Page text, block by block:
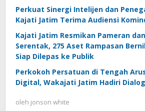
Perkuat Sinergi Intelijen dan
Kajati Jatim Terima Audiensi
Kajati Jatim Resmikan Pameran
Serentak, 275 Aset Rampasan
Siap Dilepas ke Publik
Perkokoh Persatuan di Tengah
Digital, Wakajati Jatim Hadiri
oleh jonson white